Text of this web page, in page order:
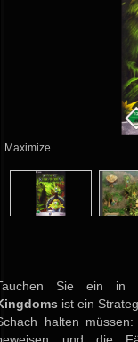
Maximize
Sie ein in
ist ein
halten